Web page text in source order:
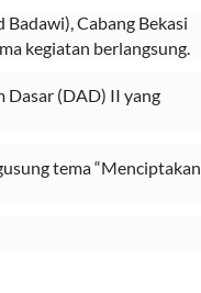
Cabang Bekasi
kegiatan berlangsung.
Dasar (DAD) II yang
tema “Menciptakan